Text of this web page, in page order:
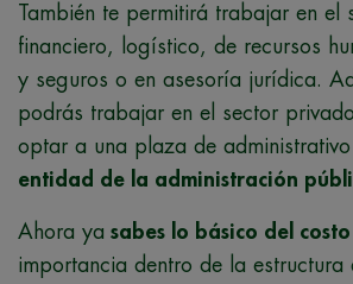
También te permitirá trabajar en el
financiero, logístico, de recursos
y seguros o en asesoría jurídica.
podrás trabajar en el sector
optar a una plaza de
entidad de la administración
Ahora ya sabes lo básico del
importancia dentro de la estructura